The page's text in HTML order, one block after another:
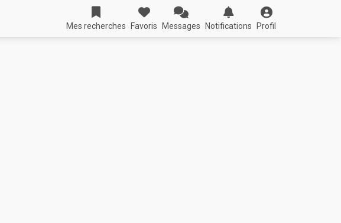
Mes recherches Favoris Messages Notifications Profil